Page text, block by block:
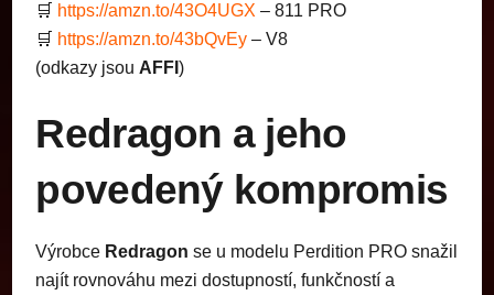
🛒 https://amzn.to/43O4UGX – 811 PRO
🛒 https://amzn.to/43bQvEy – V8
(odkazy jsou AFFI)
Redragon a jeho
povedený kompromis
Výrobce Redragon se u modelu Perdition PRO snažil
najít rovnováhu mezi dostupností, funkčností a